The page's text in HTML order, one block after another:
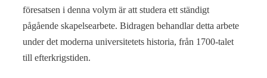
föresatsen i denna volym är att studera ett ständigt
pågående skapelsearbete. Bidragen behandlar detta arbete
under det moderna universitetets historia, från 1700-talet
till efterkrigstiden.